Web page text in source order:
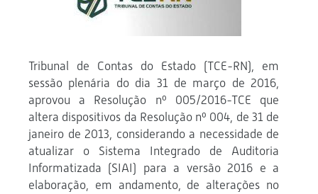
Tribunal de Contas do Estado (TCE-RN), em
sessão plenária do dia 31 de março de 2016,
aprovou a Resolução nº 005/2016-TCE que
altera dispositivos da Resolução nº 004, de 31 de
janeiro de 2013, considerando a necessidade de
atualizar o Sistema Integrado de Auditoria
Informatizada (SIAI) para a versão 2016 e a
elaboração, em andamento, de alterações no